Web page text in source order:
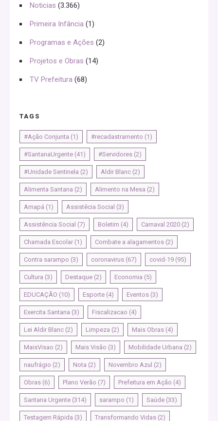
Noticias (3.366)
Primeira Infância (1)
Programas e Ações (2)
Projetos e Obras (14)
TV Prefeitura (68)
TAGS
#Ação Conjunta (1) #recadastramento (1)
#SantanaUrgente (41) #Servidores (2)
#Unidade Sentinela (2) Aldir Blanc (2)
Alimenta Santana (2) Alimento na Mesa (2)
Amapá (1) Assistêcia Social (3)
Assistência Social (7) Boletim (4) Carnaval 2020 (2)
Chamada Escolar (1) Combate a alagamentos (2)
Contra sarampo (3) coronavirus (67) covid-19 (95)
Cultura (3) Destaque (2) Economia (5)
EDUCAÇÃO (10) Esporte (4) Eventos (3)
Exercita Santana (3) Fiscalizacao (4)
Lei Aldir Blanc (2) Limpeza (2) Mais Obras (4)
MaisVisao (2) Mais Visão (3) Mobilidade Urbana (2)
naufrágio (2) Nota (2) Novembro Azul (2)
Obras (6) Plano Verão (7) Prefeitura em Ação (4)
Santana Urgente (314) sarampo (1) Saúde (33)
Testagem Rápida (3) Transformando Vidas (2)